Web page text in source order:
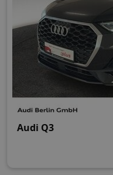
Audi Q3